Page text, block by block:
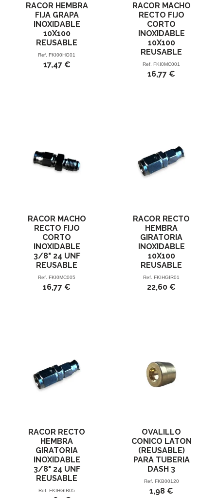
RACOR HEMBRA
FIJA GRAPA
INOXIDABLE
10X100
REUSABLE
Ref. FKI00HG01
17,47 €
RACOR MACHO
RECTO FIJO
CORTO
INOXIDABLE
10X100
REUSABLE
Ref. FKI0MC001
16,77 €
RACOR MACHO
RECTO FIJO
CORTO
INOXIDABLE
3/8" 24 UNF
REUSABLE
Ref. FKI0MC005
16,77 €
RACOR RECTO
HEMBRA
GIRATORIA
INOXIDABLE
10X100
REUSABLE
Ref. FKIHGIR01
22,60 €
RACOR RECTO
HEMBRA
GIRATORIA
INOXIDABLE
3/8" 24 UNF
REUSABLE
Ref. FKIHGIR05
OVALILLO
CONICO LATON
(REUSABLE)
PARA TUBERIA
DASH 3
Ref. FKB00120
1,98 €